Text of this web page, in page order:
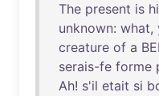
The present is
unknown: what,
creature of a
serais-fe forme
Ah! s'il etait si